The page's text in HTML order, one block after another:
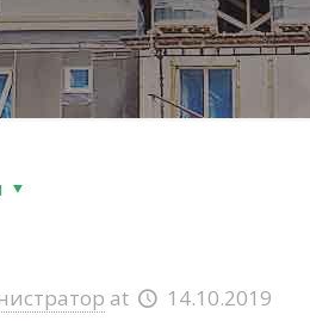
at 14.10.2019